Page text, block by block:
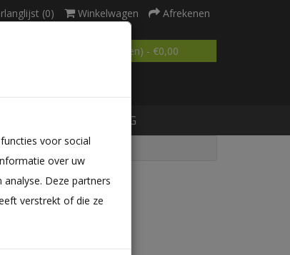
(0) Winkelwagen Afrekenen
0 product(en) - €0,00
BLOG
voor social
over uw
Deze partners
verstrekt of die ze